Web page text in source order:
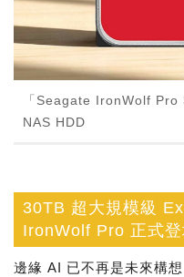
「Seagate IronWolf Pro
NAS HDD
30TB 超大規模級
IronWolf Pro 正式
邊緣 AI 已不再是未來構